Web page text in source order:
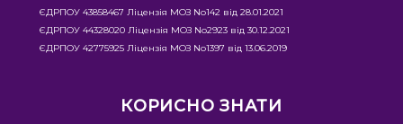
ЄДРПОУ 43858467 Ліцензія МОЗ No142 від 28.01.2021
ЄДРПОУ 44328020 Ліцензія МОЗ No2923 від 30.12.2021
ЄДРПОУ 42775925 Ліцензія МОЗ No1397 від 13.06.2019
КОРИСНО ЗНАТИ